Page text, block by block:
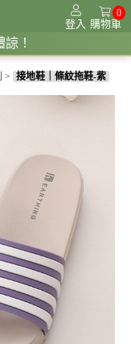
購物車
0
登入
接地系列
> 接地鞋｜條紋拖鞋-紫